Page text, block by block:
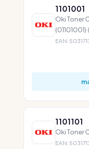
1101001
Oki Toner
(01101001)
EAN:
1101101
Oki Toner
EAN: